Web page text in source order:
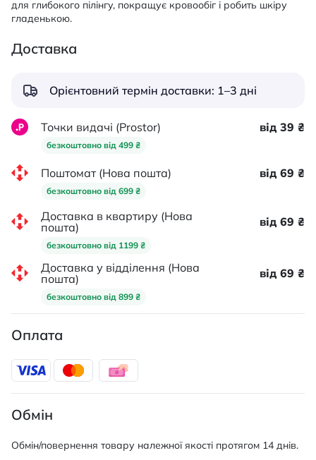
для глибокого пілінгу, покращує кровообіг і робить шкіру
гладенькою.
Доставка
Орієнтовний термін доставки: 1–3 дні
Точки видачі (Prostor)
безкоштовно від 499 ₴
від 39 ₴
Поштомат (Нова пошта)
безкоштовно від 699 ₴
від 69 ₴
Доставка в квартиру (Нова
пошта)
безкоштовно від 1199 ₴
від 69 ₴
Доставка у відділення (Нова
пошта)
безкоштовно від 899 ₴
від 69 ₴
Оплата
Обмін
Обмін/повернення товару належної якості протягом 14 днів.